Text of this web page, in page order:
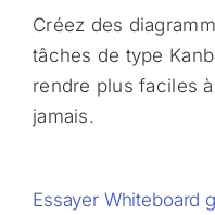
Créez des
tâches de type
rendre plus faciles
jamais.
Essayer Whiteboard